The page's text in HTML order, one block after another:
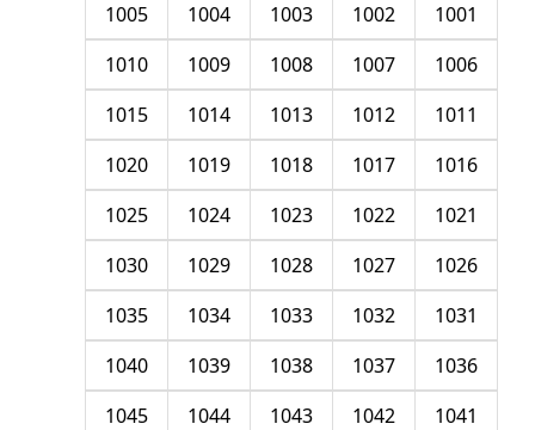
1001
1002
1003
1004
1005
1006
1007
1008
1009
1010
1011
1012
1013
1014
1015
1016
1017
1018
1019
1020
1021
1022
1023
1024
1025
1026
1027
1028
1029
1030
1031
1032
1033
1034
1035
1036
1037
1038
1039
1040
1041
1042
1043
1044
1045